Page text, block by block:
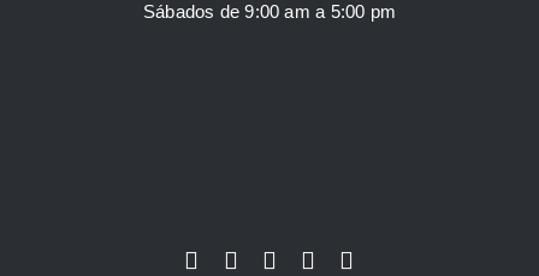
Sábados de 9:00 am a 5:00 pm